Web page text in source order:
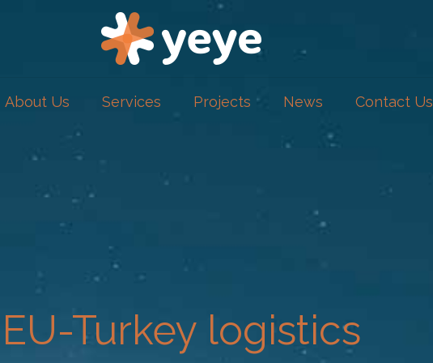
About Us Services Projects News Contact Us
EU-Turkey logistics